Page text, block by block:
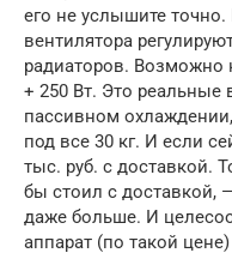
его не услышите
вентилятора
радиаторов.
+ 250 Вт. Это
пассивном
под все 30 кг. И если
тыс. руб. с доставкой.
бы стоил с доставкой,
даже больше. И
аппарат (по такой